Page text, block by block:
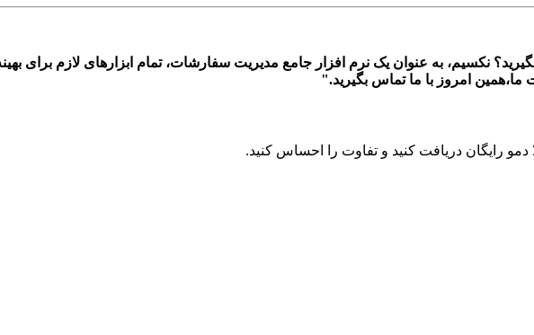
نکسیم، به عنوان یک نرم افزار جامع مدیریت سفارشات، تمام ابزارهای لازم برای
ما،همین امروز با ما تماس بگیرید."
رایگان دریافت کنید و تفاوت را احساس کنید.